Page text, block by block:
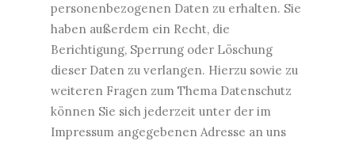
personenbezogenen Daten zu erhalten. Sie
haben außerdem ein Recht, die
Berichtigung, Sperrung oder Löschung
dieser Daten zu verlangen. Hierzu sowie zu
weiteren Fragen zum Thema Datenschutz
können Sie sich jederzeit unter der im
Impressum angegebenen Adresse an uns